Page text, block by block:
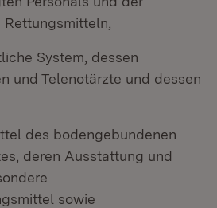
System, dessen
und Telenotärzte und dessen
des bodengebundenen
deren Ausstattung und
sowie